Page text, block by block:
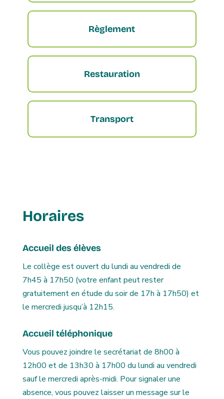
Règlement
Restauration
Transport
Horaires
Accueil des élèves
Le collège est ouvert du lundi au vendredi de
7h45 à 17h50 (votre enfant peut rester
gratuitement en étude du soir de 17h à 17h50) et
le mercredi jusqu’à 12h15.
Accueil téléphonique
Vous pouvez joindre le secrétariat de 8h00 à
12h00 et de 13h30 à 17h00 du lundi au vendredi
sauf le mercredi après-midi. Pour signaler une
absence, vous pouvez laisser un message sur le